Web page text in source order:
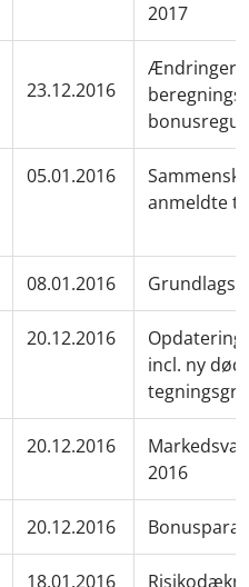
2017
23.12.2016
Ændringer
05.01.2016
anmeldte
08.01.2016
20.12.2016
Opdatering
incl. ny
20.12.2016
2016
20.12.2016
18.01.2016